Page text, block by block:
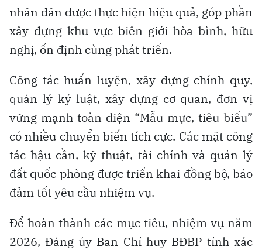
nhân dân được thực hiện hiệu quả, góp phần
xây dựng khu vực biên giới hòa bình, hữu
nghị, ổn định cùng phát triển.
Công tác huấn luyện, xây dựng chính quy,
quản lý kỷ luật, xây dựng cơ quan, đơn vị
vững mạnh toàn diện “Mẫu mực, tiêu biểu”
có nhiều chuyển biến tích cực. Các mặt công
tác hậu cần, kỹ thuật, tài chính và quản lý
đất quốc phòng được triển khai đồng bộ, bảo
đảm tốt yêu cầu nhiệm vụ.
Để hoàn thành các mục tiêu, nhiệm vụ năm
2026, Đảng ủy Ban Chỉ huy BĐBP tỉnh xác